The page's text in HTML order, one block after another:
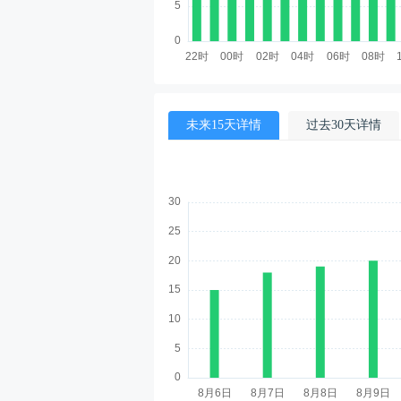
未来15天详情 过去30天详情